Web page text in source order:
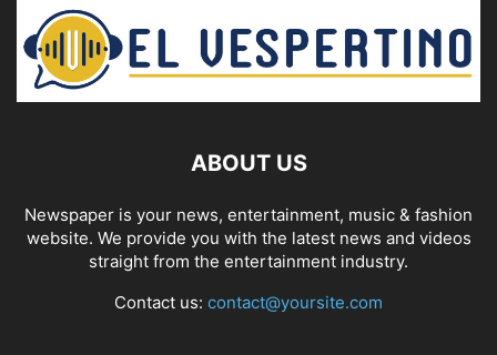
ABOUT US
Newspaper is your news, entertainment, music & fashion
website. We provide you with the latest news and videos
straight from the entertainment industry.
Contact us: contact@yoursite.com